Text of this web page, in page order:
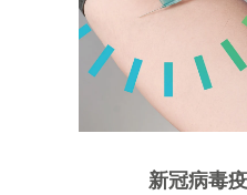
新冠病毒